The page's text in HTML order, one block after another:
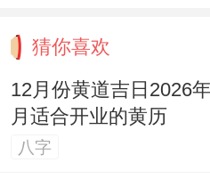
柱、上梁等,是非常适
契约以及开启新项目
忌讳嫁娶、动土、破土
宅！
猜你喜欢
12月份黄道吉日2026
月适合开业的黄历
八字